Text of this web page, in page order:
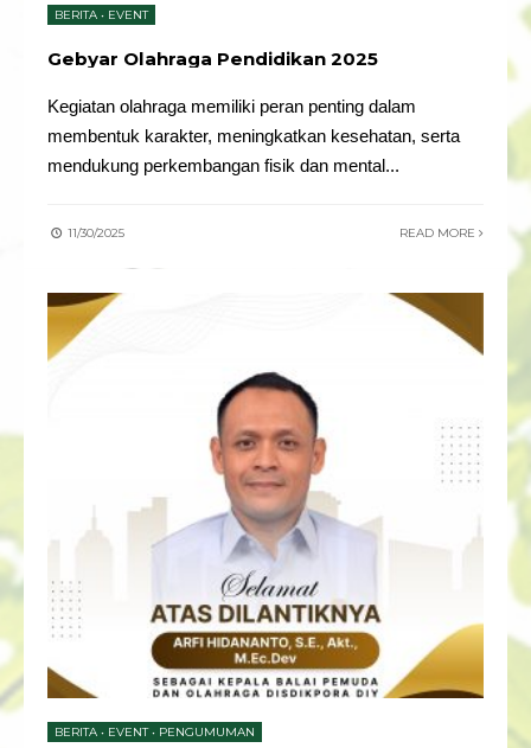
BERITA • EVENT
Gebyar Olahraga Pendidikan 2025
Kegiatan olahraga memiliki peran penting dalam
membentuk karakter, meningkatkan kesehatan, serta
mendukung perkembangan fisik dan mental...
11/30/2025 READ MORE
BERITA • EVENT• PENGUMUMAN